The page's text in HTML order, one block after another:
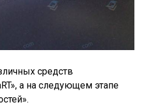
средств
а на следующем этапе